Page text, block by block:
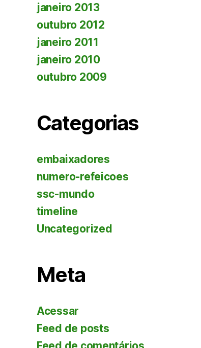
janeiro 2013
outubro 2012
janeiro 2011
janeiro 2010
outubro 2009
Categorias
embaixadores
numero-refeicoes
ssc-mundo
timeline
Uncategorized
Meta
Acessar
Feed de posts